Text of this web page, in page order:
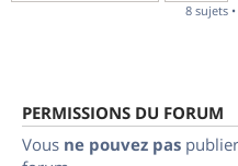
8 sujets
PERMISSIONS DU FORUM
Vous ne pouvez pas